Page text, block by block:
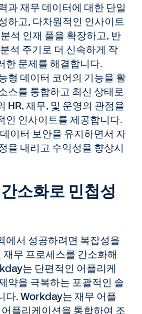
과 재무 데이터에 대한 단일
하고, 다차원적인 인사이트
석 인재 풀을 확장하고, 반
석 주기로 더 신속하게 작
한 문제를 해결합니다.
형 데이터 코어의 기능을 활
스를 통합하고 최신 상태로
HR, 재무, 및 운영의 관점을
인 인사이트를 제공합니다.
이터 보안을 유지하면서 자
을 내리고 수익성을 향상시
소화로 민첩성
에서 성공하려면 복잡성을
재무 프로세스를 간소화해
는 단편적인 어플리케
약을 극복하는 포괄적인 솔
다. Workday는 재무 어플
플리케이션을 통합하여 조